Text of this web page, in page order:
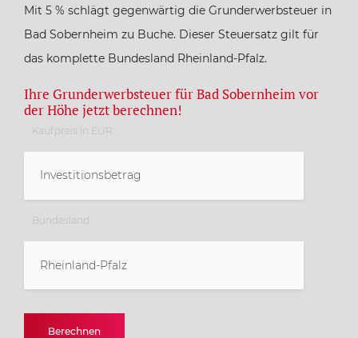
Mit 5 % schlägt gegenwärtig die Grunderwerbsteuer in
Bad Sobernheim zu Buche. Dieser Steuersatz gilt für
das komplette Bundesland Rheinland-Pfalz.
Ihre Grunderwerbsteuer für Bad Sobernheim vor
der Höhe jetzt berechnen!
Kaufpreis in EUR:
Bundesland:
Rheinland-Pfalz
Baden-Württemberg
Berechnen